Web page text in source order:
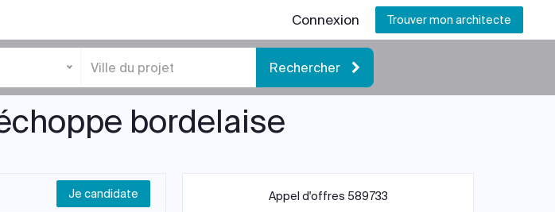
Connexion Trouver mon architecte
Rechercher
bordelaise
Appel d'offres 589733
Je candidate